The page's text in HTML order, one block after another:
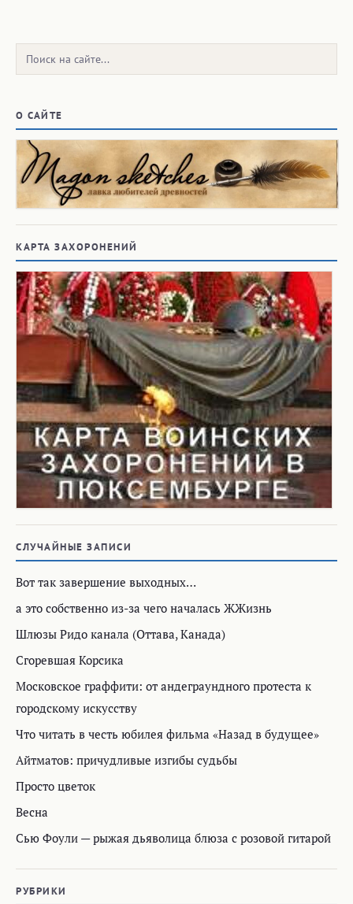
Поиск:
О САЙТЕ
КАРТА ЗАХОРОНЕНИЙ
СЛУЧАЙНЫЕ ЗАПИСИ
Вот так завершение выходных…
а это собственно из-за чего началась ЖЖизнь
Шлюзы Ридо канала (Оттава, Канада)
Сгоревшая Корсика
Московское граффити: от андеграундного протеста к
городскому искусству
Что читать в честь юбилея фильма «Назад в будущее»
Айтматов: причудливые изгибы судьбы
Просто цветок
Весна
Сью Фоули — рыжая дьяволица блюза с розовой гитарой
РУБРИКИ